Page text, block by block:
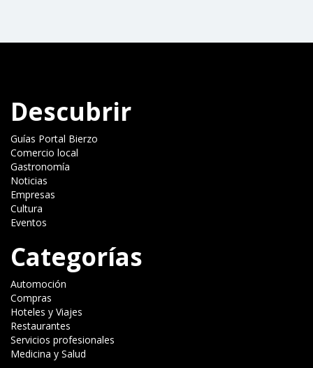
Descubrir
Guías Portal Bierzo
Comercio local
Gastronomía
Noticias
Empresas
Cultura
Eventos
Categorías
Automoción
Compras
Hoteles y Viajes
Restaurantes
Servicios profesionales
Medicina y Salud